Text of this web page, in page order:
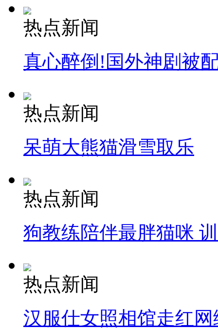
热点新闻
真心醉倒!国外神剧被
热点新闻
呆萌大熊猫滑雪取乐
热点新闻
狗教练陪伴最胖猫咪
热点新闻
汉服仕女照相馆走红网